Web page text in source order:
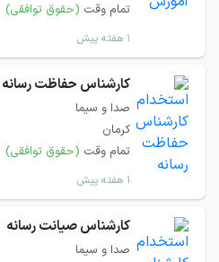
تمام وقت (حقوق توافقی)
۱ هفته پیش
کارشناس حفاظت رسانه
صدا و سیما
کرمان
تمام وقت (حقوق توافقی)
۱ هفته پیش
کارشناس صیانت رسانه
صدا و سیما